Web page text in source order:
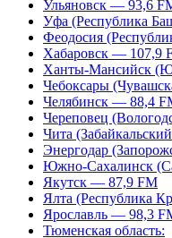
Ульяновск — 93,6
Уфа (Республика
Феодосия
Хабаровск — 107,9
Ханты-Мансийск
Чебоксары
Челябинск — 88,4
Череповец
Чита
Энергодар
Южно-Сахалинск
Якутск — 87,9 FM
Ялта (Республика
Ярославль — 98,3
Тюменская область: